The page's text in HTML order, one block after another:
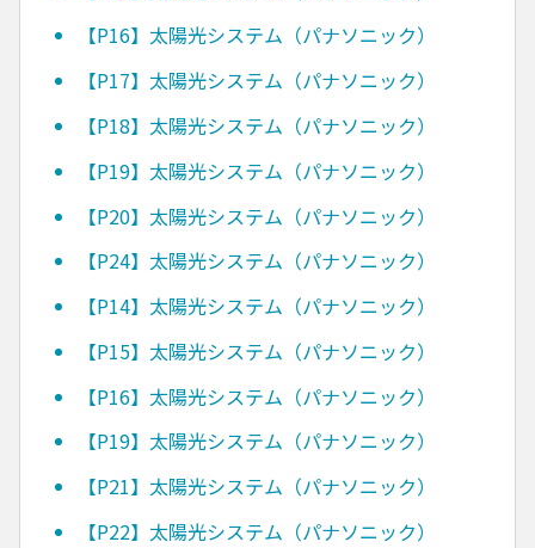
【P16】太陽光システム（パナソニック）
【P17】太陽光システム（パナソニック）
【P18】太陽光システム（パナソニック）
【P19】太陽光システム（パナソニック）
【P20】太陽光システム（パナソニック）
【P24】太陽光システム（パナソニック）
【P14】太陽光システム（パナソニック）
【P15】太陽光システム（パナソニック）
【P16】太陽光システム（パナソニック）
【P19】太陽光システム（パナソニック）
【P21】太陽光システム（パナソニック）
【P22】太陽光システム（パナソニック）